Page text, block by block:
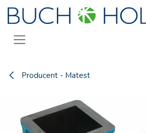
Gå til indhold
Producent - Matest